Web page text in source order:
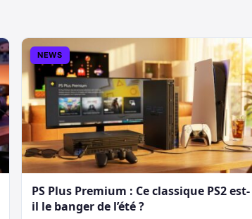
NEWS
PS Plus Premium : Ce classique PS2 est-
il le banger de l’été ?